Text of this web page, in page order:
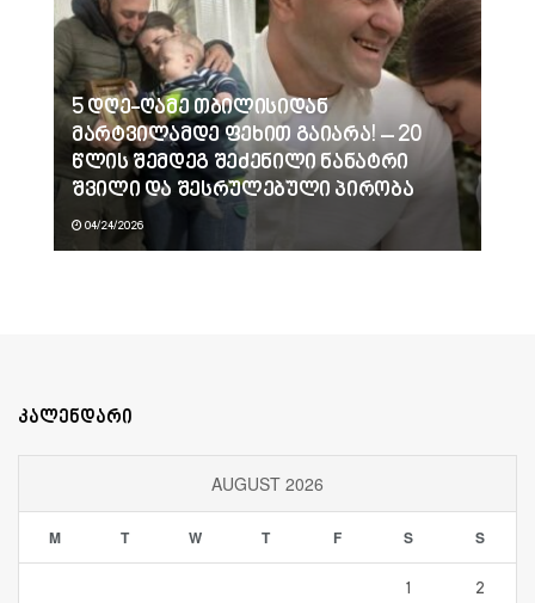
5 დღე-ღამე თბილისიდან
მარტვილამდე ფეხით გაიარა! – 20
წლის შემდეგ შეძენილი ნანატრი
შვილი და შესრულებული პირობა
04/24/2026
კალენდარი
AUGUST 2026
M T W T F S S
1 2